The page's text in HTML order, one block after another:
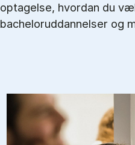
optagelse, hvordan du
bacheloruddannelser og